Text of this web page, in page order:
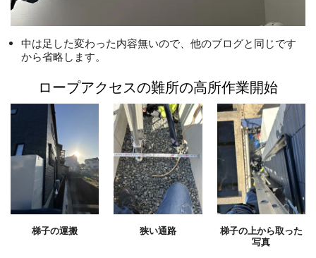
中は足した変わった内容無いので、他のブログと同じです
から省略します。
ロープアクセスの難所の高所作業開始
梯子の運搬 狭い通路
梯子の上から取った
写真